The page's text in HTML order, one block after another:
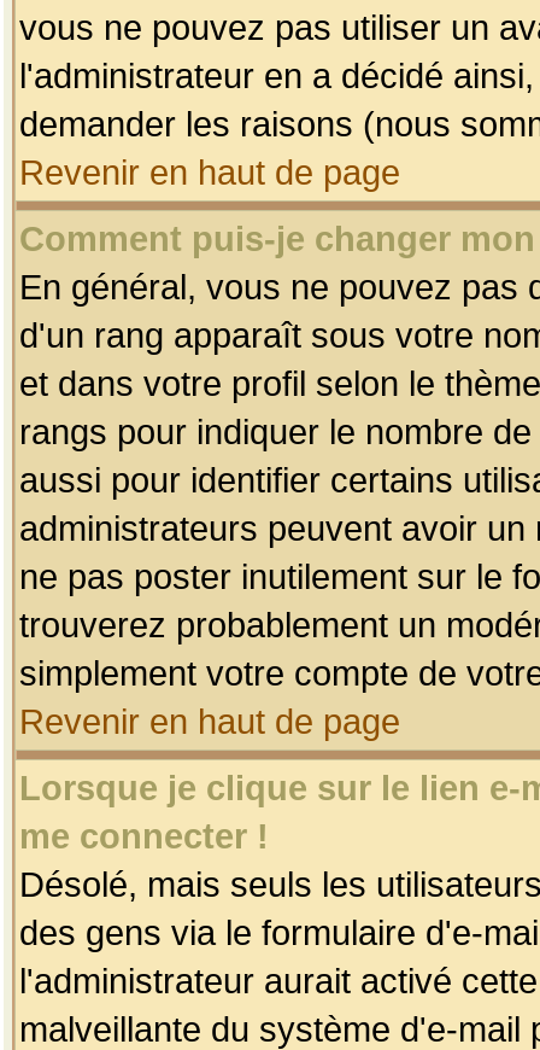
vous ne pouvez pas utiliser un
l'administrateur en a décidé
demander les raisons (nous
Revenir en haut de page
Comment puis-je changer
En général, vous ne pouvez pas
d'un rang apparaît sous votre
et dans votre profil selon le
rangs pour indiquer le nombre
aussi pour identifier certains
administrateurs peuvent avoir
ne pas poster inutilement sur le
trouverez probablement un
simplement votre compte de
Revenir en haut de page
Lorsque je clique sur le lien
me connecter !
Désolé, mais seuls les
des gens via le formulaire d'e-
l'administrateur aurait activé
malveillante du système d'e-